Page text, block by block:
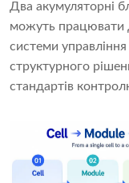
Два акумуляторні
можуть працювати
системи
структурного
стандартів